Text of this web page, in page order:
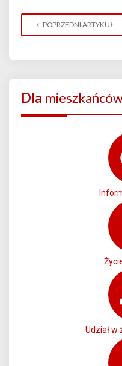
POPRZEDNI ARTYKUŁ
Dla
Udział w